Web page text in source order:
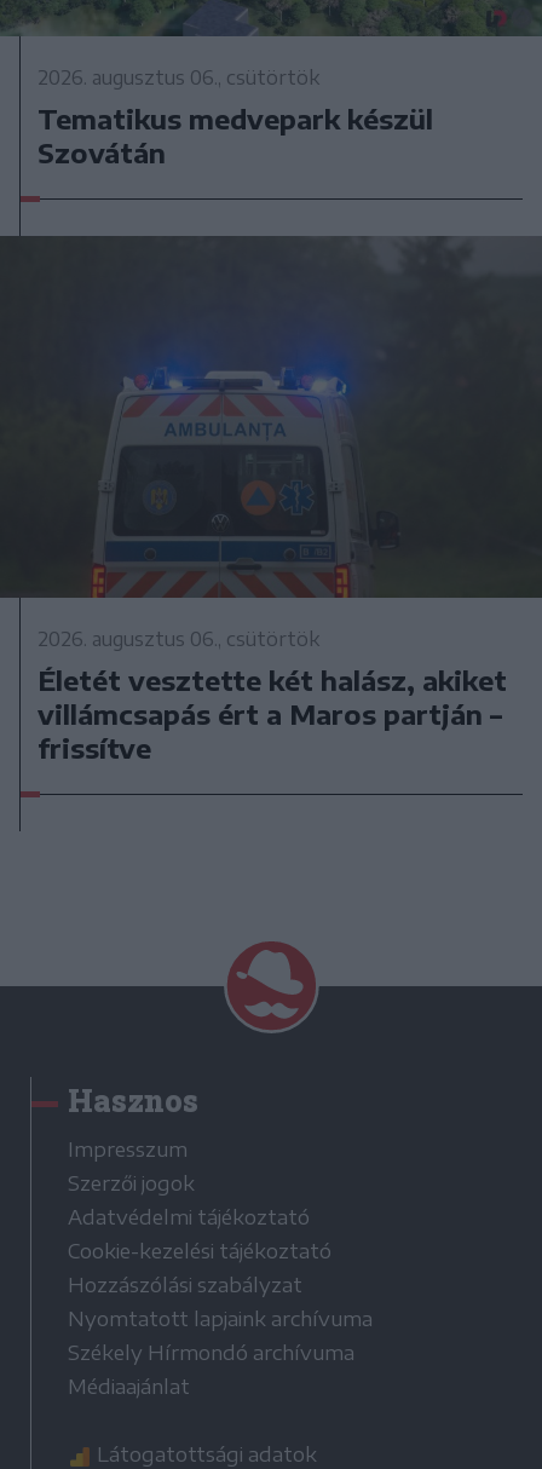
2026. augusztus 06., csütörtök
Tematikus medvepark készül
Szovátán
2026. augusztus 06., csütörtök
Életét vesztette két halász, akiket
villámcsapás ért a Maros partján –
frissítve
Hasznos
Impresszum
Szerzői jogok
Adatvédelmi tájékoztató
Cookie-kezelési tájékoztató
Hozzászólási szabályzat
Nyomtatott lapjaink archívuma
Székely Hírmondó archívuma
Médiaajánlat
Látogatottsági adatok